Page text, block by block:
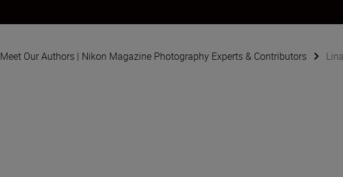
Meet Our Authors | Nikon Magazine Photography Experts & Contributors